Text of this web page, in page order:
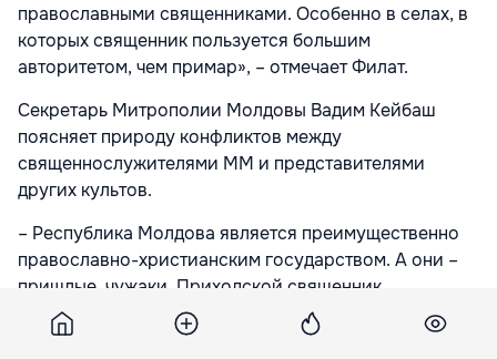
православными священниками. Особенно в селах, в
которых священник пользуется большим
авторитетом, чем примар», – отмечает Филат.
Секретарь Митрополии Молдовы Вадим Кейбаш
поясняет природу конфликтов между
священнослужителями MM и представителями
других культов.
– Республика Молдова является преимущественно
православно-христианским государством. А они –
пришлые, чужаки. Приходской священник
определенного населенного пункта говорит не
только от своего имени. Он является рупором,